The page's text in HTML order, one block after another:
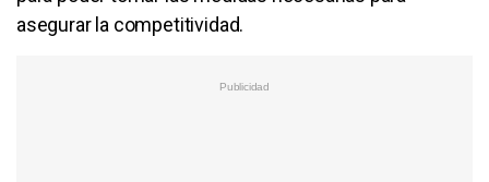
asegurar la competitividad.